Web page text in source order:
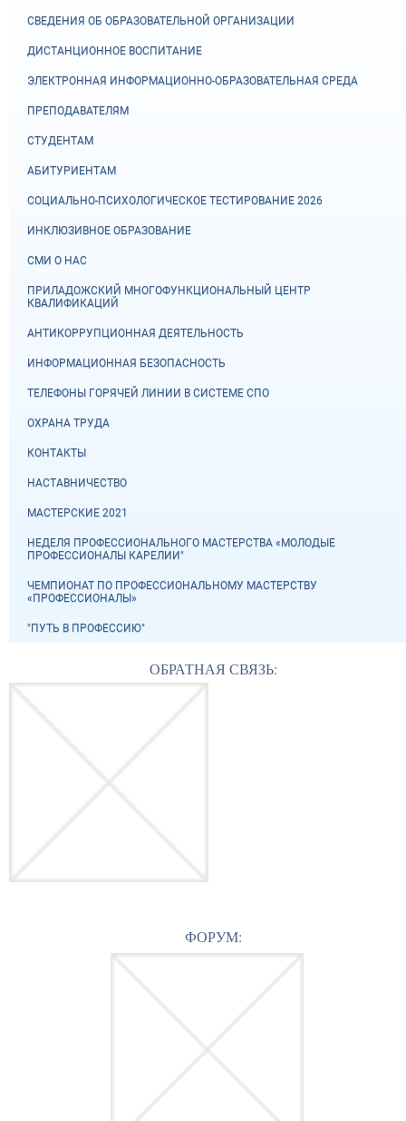
СВЕДЕНИЯ ОБ ОБРАЗОВАТЕЛЬНОЙ ОРГАНИЗАЦИИ
ДИСТАНЦИОННОЕ ВОСПИТАНИЕ
ЭЛЕКТРОННАЯ ИНФОРМАЦИОННО-ОБРАЗОВАТЕЛЬНАЯ СРЕДА
ПРЕПОДАВАТЕЛЯМ
СТУДЕНТАМ
АБИТУРИЕНТАМ
СОЦИАЛЬНО-ПСИХОЛОГИЧЕСКОЕ ТЕСТИРОВАНИЕ 2026
ИНКЛЮЗИВНОЕ ОБРАЗОВАНИЕ
СМИ О НАС
ПРИЛАДОЖСКИЙ МНОГОФУНКЦИОНАЛЬНЫЙ ЦЕНТР
КВАЛИФИКАЦИЙ
АНТИКОРРУПЦИОННАЯ ДЕЯТЕЛЬНОСТЬ
ИНФОРМАЦИОННАЯ БЕЗОПАСНОСТЬ
ТЕЛЕФОНЫ ГОРЯЧЕЙ ЛИНИИ В СИСТЕМЕ СПО
ОХРАНА ТРУДА
КОНТАКТЫ
НАСТАВНИЧЕСТВО
МАСТЕРСКИЕ 2021
НЕДЕЛЯ ПРОФЕССИОНАЛЬНОГО МАСТЕРСТВА «МОЛОДЫЕ
ПРОФЕССИОНАЛЫ КАРЕЛИИ"
ЧЕМПИОНАТ ПО ПРОФЕССИОНАЛЬНОМУ МАСТЕРСТВУ
«ПРОФЕССИОНАЛЫ»
"ПУТЬ В ПРОФЕССИЮ"
ОБРАТНАЯ СВЯЗЬ:
ФОРУМ: